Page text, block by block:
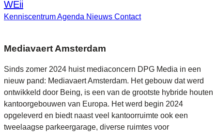
WEii
KenniscentrumAgenda Nieuws Contact
Mediavaert Amsterdam
Sinds zomer 2024 huist mediaconcern DPG Media in een
nieuw pand: Mediavaert Amsterdam. Het gebouw dat werd
ontwikkeld door Being, is een van de grootste hybride houten
kantoorgebouwen van Europa. Het werd begin 2024
opgeleverd en biedt naast veel kantoorruimte ook een
tweelaagse parkeergarage, diverse ruimtes voor